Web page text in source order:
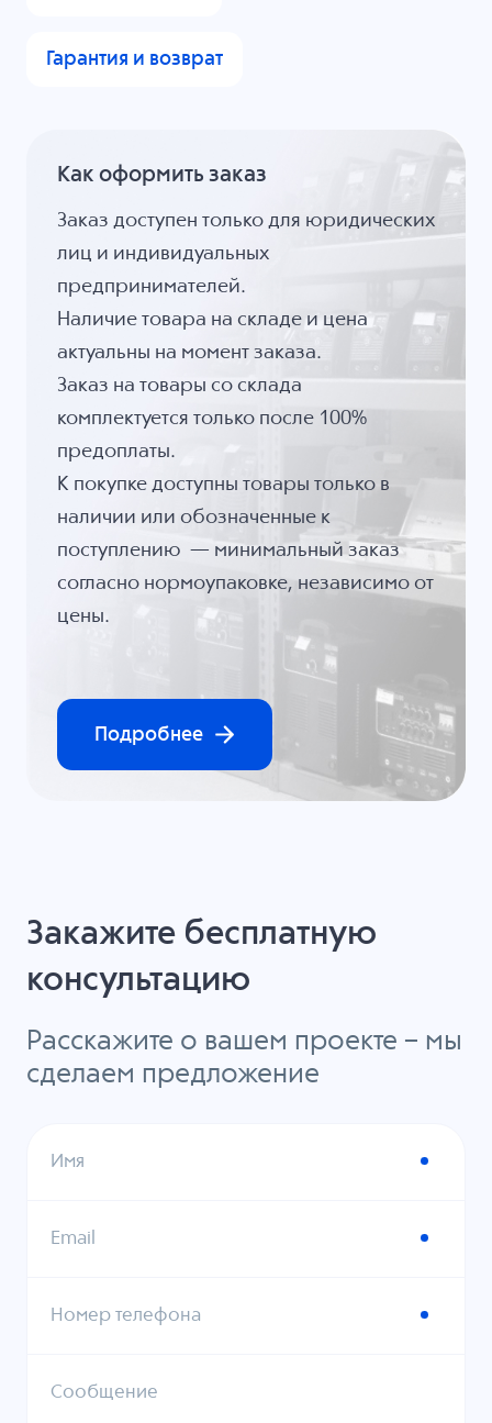
Гарантия и возврат
Как оформить заказ
Заказ доступен только для юридических
лиц и индивидуальных
предпринимателей.
Наличие товара на складе и цена
актуальны на момент заказа.
Заказ на товары со склада
комплектуется только после 100%
предоплаты.
К покупке доступны товары только в
наличии или обозначенные к
поступлению — минимальный заказ
согласно нормоупаковке, независимо от
цены.
Подробнее
Закажите бесплатную
консультацию
Расскажите о вашем проекте – мы
сделаем предложение
Имя
Email
Номер телефона
Сообщение